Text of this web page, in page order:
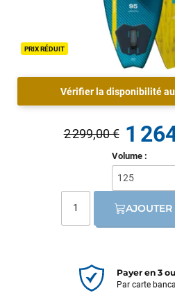
PRIX RÉDUIT
Vérifier la disponibilité
Volume :
2 299,00 € 1
Payer en 3
Par carte